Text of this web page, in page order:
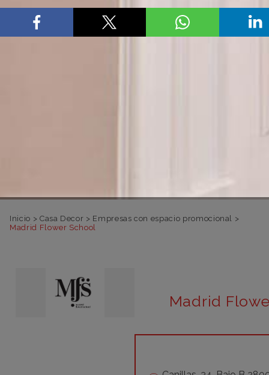
Inicio > Casa Decor > Empresas con espacio promocional >
Madrid Flower School
Madrid